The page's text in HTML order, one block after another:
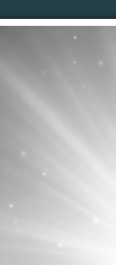
ซื้อจัดจ้าง
ข้อมูลการติดต่อ